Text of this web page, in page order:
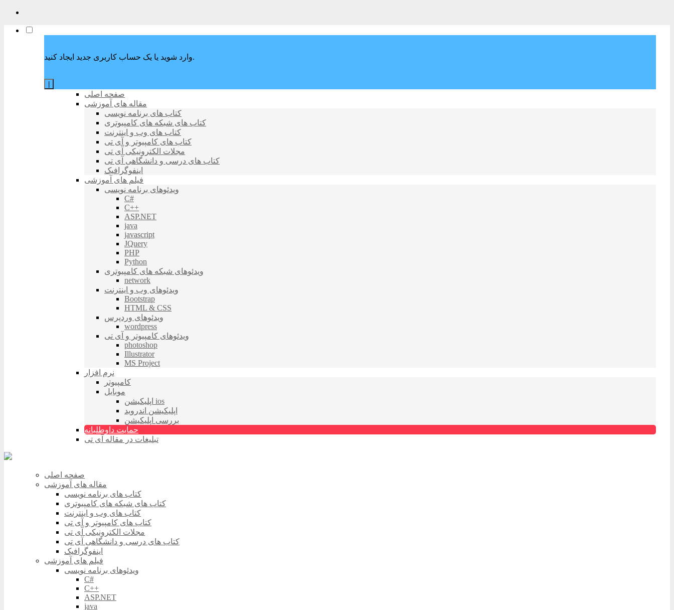
وارد شوید یا یک حساب کاربری جدید ایجاد کنید.
صفحه اصلی
مقاله های آموزشی
کتاب های برنامه نویسی
کتاب های شبکه های کامپیوتری
کتاب های وب و اینترنت
کتاب های کامپیوتر و آی تی
مجلات الکترونیکی آی تی
کتاب های درسی و دانشگاهی آی تی
اینفوگرافیک
فیلم های آموزشی
ویدئوهای برنامه نویسی
C#
C++
ASP.NET
java
javascript
JQuery
PHP
Python
ویدئوهای شبکه های کامپیوتری
network
ویدئوهای وب و اینترنت
Bootstrap
HTML & CSS
ویدئوهای وردپرس
wordpress
ویدئوهای کامپیوتر و آی تی
photoshop
Illustrator
MS Project
نرم افزار
کامپیوتر
موبایل
اپلیکیشن ios
اپلیکیشن اندروید
بررسی اپلیکیشن
حمایت داوطلبانه
تبلیغات در مقاله آی تی
صفحه اصلی
مقاله های آموزشی
کتاب های برنامه نویسی
کتاب های شبکه های کامپیوتری
کتاب های وب و اینترنت
کتاب های کامپیوتر و آی تی
مجلات الکترونیکی آی تی
کتاب های درسی و دانشگاهی آی تی
اینفوگرافیک
فیلم های آموزشی
ویدئوهای برنامه نویسی
C#
C++
ASP.NET
java